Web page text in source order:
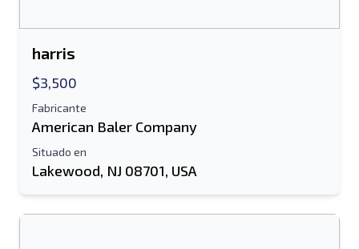
harris
$3,500
Fabricante
American Baler Company
Situado en
Lakewood, NJ 08701, USA